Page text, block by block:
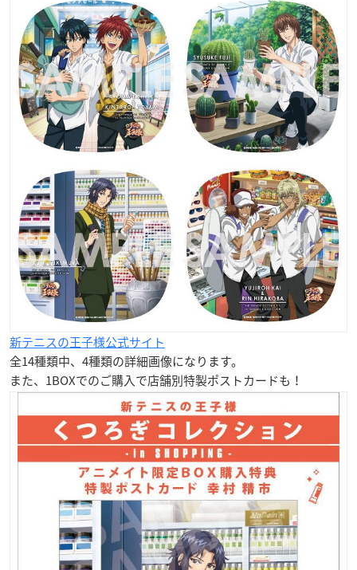
新テニスの王子様公式サイト
全14種類中、4種類の詳細画像になります。
また、1BOXでのご購入で店舗別特製ポストカードも！